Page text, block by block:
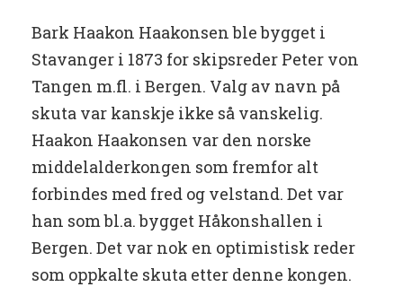
Bark Haakon Haakonsen ble bygget i
Stavanger i 1873 for skipsreder Peter von
Tangen m.fl. i Bergen. Valg av navn på
skuta var kanskje ikke så vanskelig.
Haakon Haakonsen var den norske
middelalderkongen som fremfor alt
forbindes med fred og velstand. Det var
han som bl.a. bygget Håkonshallen i
Bergen. Det var nok en optimistisk reder
som oppkalte skuta etter denne kongen.